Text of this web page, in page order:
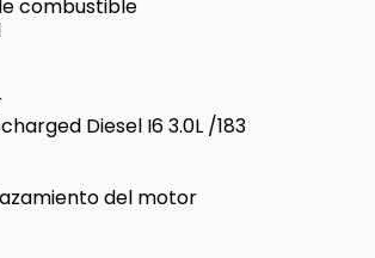
combustible
Diesel I6 3.0L /183
del motor